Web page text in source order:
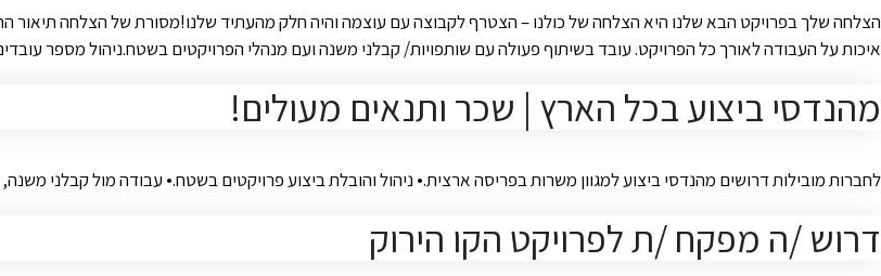
הצלחה שלך בפרויקט הבא שלנו היא הצלחה של כולנו – הצטרף לקבוצה עם עוצמה והיה חלק מהעתיד שלנו!מסורת של הצלחה תיאור
איכות על העבודה לאורך כל הפרויקט. עובד בשיתוף פעולה עם שותפויות/ קבלני משנה ועם מנהלי הפרויקטים בשטח.ניהול מספר
מהנדסי ביצוע בכל הארץ | שכר ותנאים מעולים!
לחברות מובילות דרושים מהנדסי ביצוע למגוון משרות בפריסה ארצית.• ניהול והובלת ביצוע פרויקטים בשטח.• עבודה מול קבלני
דרוש /ה מפקח /ת לפרויקט הקו הירוק